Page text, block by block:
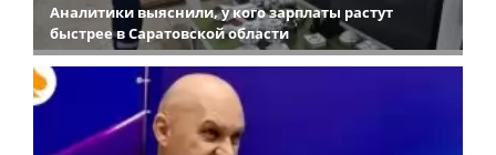
Аналитики выяснили, у кого зарплаты растут
быстрее в Саратовской области